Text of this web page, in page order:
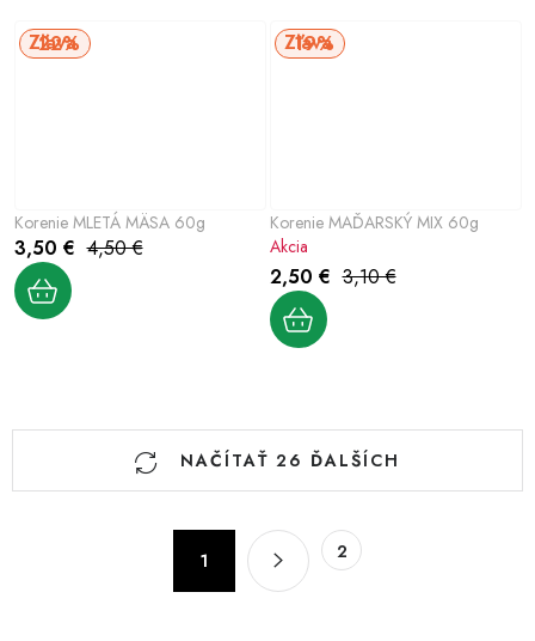
Korenie MLETÁ MÄSA 60g
22%
3,50 € 4,50 €
Korenie MAĎARSKÝ MIX 60g
19%
2,50 € 3,10 €
Akcia
O
NAČÍTAŤ 26 ĎALŠÍCH
1 2